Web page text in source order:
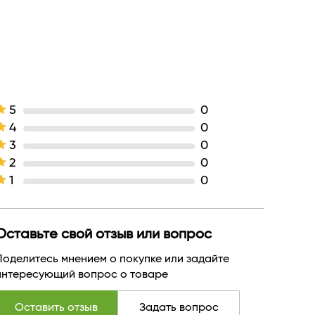
5
0
4
0
3
0
2
0
1
0
свой отзыв или вопрос
мнением о покупке или задайте
вопрос о товаре
Оставить отзыв Задать вопрос